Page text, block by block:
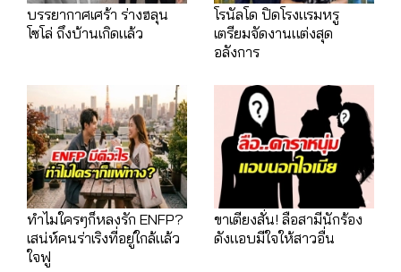
บรรยากาศเศร้า ร่างฮลุน
โซโล่ ถึงบ้านเกิดแล้ว
โรนัลโด ปิดโรงแรมหรู
เตรียมจัดงานแต่งสุด
อลังการ
ทำไมใครๆก็หลงรัก ENFP?
เสน่ห์คนร่าเริงที่อยู่ใกล้แล้ว
ใจฟู
ขาเตียงสั่น! ลือสามีนักร้อง
ดังแอบมีใจให้สาวอื่น